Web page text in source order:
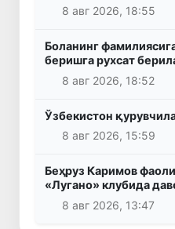
8 авг 2026, 18:55
Боланинг
беришга рухсат
8 авг 2026, 18:52
Ўзбекистон
8 авг 2026, 15:59
Беҳруз Каримов
«Лугано» клубида
8 авг 2026, 13:47